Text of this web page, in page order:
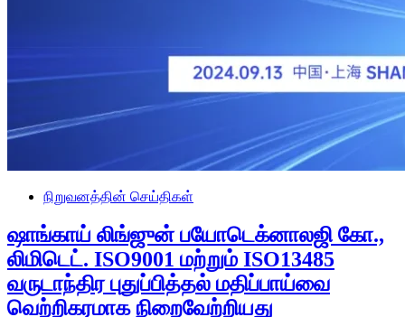
நிறுவனத்தின் செய்திகள்
ஷாங்காய் லிங்ஜுன் பயோடெக்னாலஜி கோ.,
லிமிடெட். ISO9001 மற்றும் ISO13485
வருடாந்திர புதுப்பித்தல் மதிப்பாய்வை
வெற்றிகரமாக நிறைவேற்றியது